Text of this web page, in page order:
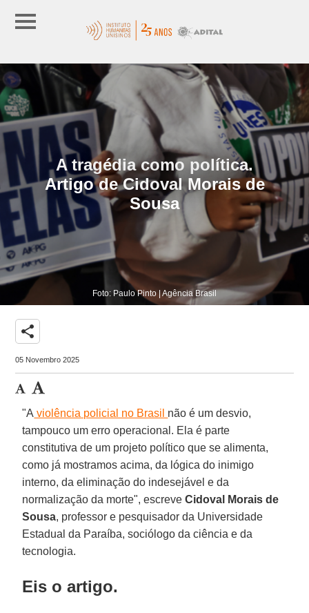
A tragédia como política.
Artigo de Cidoval Morais de
Sousa
Foto: Paulo Pinto | Agência Brasil
share
05 Novembro 2025
"A violência policial no Brasil não é um desvio,
tampouco um erro operacional. Ela é parte
constitutiva de um projeto político que se alimenta,
como já mostramos acima, da lógica do inimigo
interno, da eliminação do indesejável e da
normalização da morte", escreveCidoval Morais de
Sousa, professor e pesquisador da Universidade
Estadual da Paraíba, sociólogo da ciência e da
tecnologia.
Eis o artigo.